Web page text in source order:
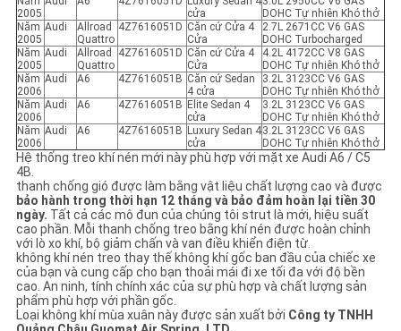
2005
cửa
DOHC Tự nhiên Khó thở
Năm
2005
Audi
Allroad
Quattro
4Z7616051D Căn cứ Cửa 4
Cửa
2.7L 2671CC V6 GAS
DOHC Turbocharged
Năm
2005
Audi
Allroad
Quattro
4Z7616051D Căn cứ Cửa 4
Cửa
4.2L 4172CC V8 GAS
DOHC Tự nhiên Khó thở
Năm
2006
Audi A6 4Z7616051B Căn cứ Sedan
4 cửa
3.2L 3123CC V6 GAS
DOHC Tự nhiên Khó thở
Năm
2006
Audi A6 4Z7616051B Elite Sedan 4
cửa
3.2L 3123CC V6 GAS
DOHC Tự nhiên Khó thở
Năm
2006
Audi A6 4Z7616051B Luxury Sedan 4
cửa
3.2L 3123CC V6 GAS
DOHC Tự nhiên Khó thở
Hệ thống treo khí nén mới này phù hợp với mặt xe Audi A6 / C5
4B.
thanh chống gió được làm bằng vật liệu chất lượng cao và được
bảo hành trong thời hạn 12 tháng và bảo đảm hoàn lại tiền 30
ngày. Tất cả các mô đun của chúng tôi strut là mới, hiệu suất
cao phần. Mỗi thanh chống treo bằng khí nén được hoàn chỉnh
với lò xo khí, bộ giảm chấn và van điều khiển điện từ.
không khí nén treo thay thế không khí gốc ban đầu của chiếc xe
của bạn và cung cấp cho bạn thoải mái đi xe tối đa với độ bền
cao. An ninh, tính chính xác của sự phù hợp và chất lượng sản
phẩm phù hợp với phần gốc.
Loại không khí mùa xuân này được sản xuất bởi Công ty TNHH